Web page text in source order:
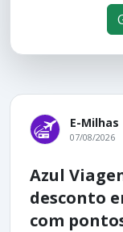
E-Milhas
07/08/2026
Azul
desconto
com